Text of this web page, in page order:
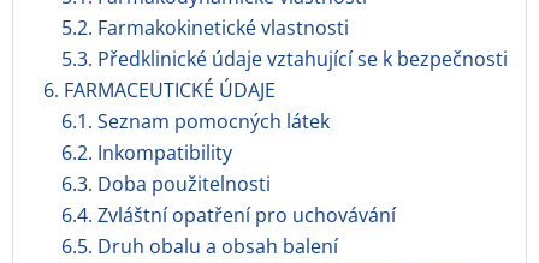
5.2. Farmakokinetické vlastnosti
5.3. Předklinické údaje vztahující se k bezpečnosti
6. FARMACEUTICKÉ ÚDAJE
6.1. Seznam pomocných látek
6.2. Inkompatibility
6.3. Doba použitelnosti
6.4. Zvláštní opatření pro uchovávání
6.5. Druh obalu a obsah balení